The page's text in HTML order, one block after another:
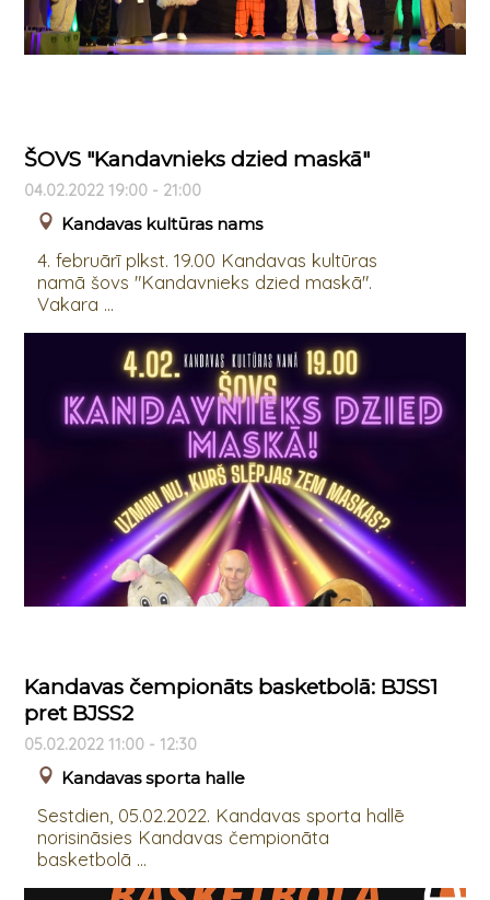
ŠOVS "Kandavnieks dzied maskā"
04.02.2022 19:00 - 21:00
Kandavas kultūras nams
4. februārī plkst. 19.00 Kandavas kultūras
namā šovs "Kandavnieks dzied maskā".
Vakara ...
Kandavas čempionāts basketbolā: BJSS1
pret BJSS2
05.02.2022 11:00 - 12:30
Kandavas sporta halle
Sestdien, 05.02.2022. Kandavas sporta hallē
norisināsies Kandavas čempionāta
basketbolā ...